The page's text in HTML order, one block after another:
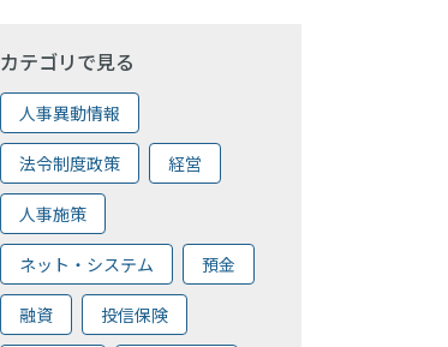
カテゴリで見る
人事異動情報
法令制度政策 経営
人事施策
ネット・システム 預金
融資 投信保険